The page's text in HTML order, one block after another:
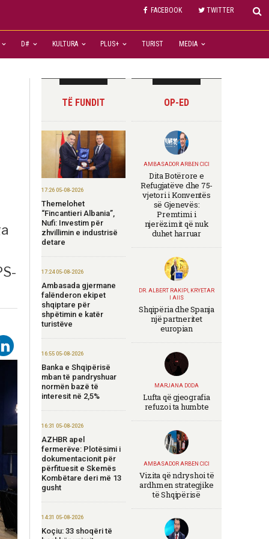
FACEBOOK TWITTER
D# KULTURA PLUS+ TURIST MEDIA
TË FUNDIT
17:26 05-08-2026
Themelohet
“Fincantieri Albania”,
Nufi: Investim për
zhvillimin e industrisë
detare
17:24 05-08-2026
Ambasada gjermane
falënderon ekipet
shqiptare për
shpëtimin e katër
turistëve
16:55 05-08-2026
Banka e Shqipërisë
mban të pandryshuar
normën bazë të
interesit në 2,5%
16:31 05-08-2026
AZHBR apel
fermerëve: Plotësimi i
dokumentacionit për
përfituesit e Skemës
Kombëtare deri më 13
gusht
14:31 05-08-2026
Koçiu: 33 shoqëri të
OP-ED
AMBASADOR ARBEN CICI
Dita Botërore e
Refugjatëve dhe 75-
vjetori i Konventës
së Gjenevës:
Premtimi i
njerëzimit që nuk
duhet harruar
DR. ALBERT RAKIPI, KRYETAR
I AIIS
Shqipëria dhe Spanja
një partneritet
europian
MARJANA DODA
Lufta që gjeografia
refuzoi ta humbte
AMBASADOR ARBEN CICI
Vizita që ndryshoi të
ardhmen strategjike
të Shqipërisë